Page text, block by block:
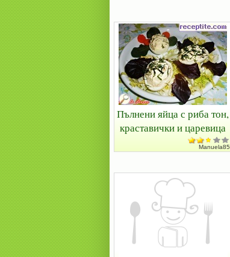
Пълнени яйца с риба тон,
краставички и царевица
Manuela85